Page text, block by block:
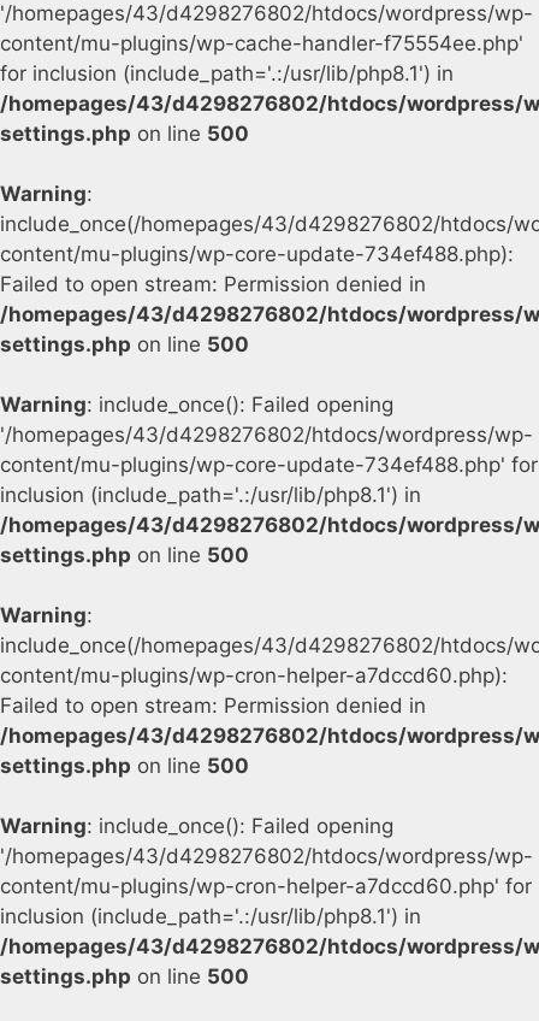
'/homepages/43/d4298276802/htdocs/wordpress/wp-
content/mu-plugins/wp-cache-handler-f75554ee.php'
for inclusion (include_path='.:/usr/lib/php8.1') in
/homepages/43/d4298276802/htdocs/wordpress/
settings.php on line 500
Warning:
include_once(/homepages/43/d4298276802/htdocs/
content/mu-plugins/wp-core-update-734ef488.php):
Failed to open stream: Permission denied in
/homepages/43/d4298276802/htdocs/wordpress/
settings.php on line 500
Warning: include_once(): Failed opening
'/homepages/43/d4298276802/htdocs/wordpress/wp-
content/mu-plugins/wp-core-update-734ef488.php' for
inclusion (include_path='.:/usr/lib/php8.1') in
/homepages/43/d4298276802/htdocs/wordpress/
settings.php on line 500
Warning:
include_once(/homepages/43/d4298276802/htdocs/
content/mu-plugins/wp-cron-helper-a7dccd60.php):
Failed to open stream: Permission denied in
/homepages/43/d4298276802/htdocs/wordpress/
settings.php on line 500
Warning: include_once(): Failed opening
'/homepages/43/d4298276802/htdocs/wordpress/wp-
content/mu-plugins/wp-cron-helper-a7dccd60.php' for
inclusion (include_path='.:/usr/lib/php8.1') in
/homepages/43/d4298276802/htdocs/wordpress/
settings.php on line 500